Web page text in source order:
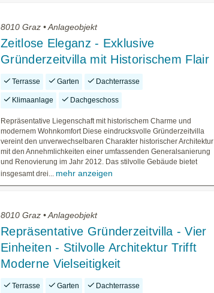
8010 Graz • Anlageobjekt
Zeitlose Eleganz - Exklusive
Gründerzeitvilla mit Historischem Flair
Terrasse Garten Dachterrasse
Klimaanlage Dachgeschoss
Repräsentative Liegenschaft mit historischem Charme und
modernem Wohnkomfort Diese eindrucksvolle Gründerzeitvilla
vereint den unverwechselbaren Charakter historischer Architektur
mit den Annehmlichkeiten einer umfassenden Generalsanierung
und Renovierung im Jahr 2012. Das stilvolle Gebäude bietet
insgesamt drei...
mehr anzeigen
8010 Graz • Anlageobjekt
Repräsentative Gründerzeitvilla - Vier
Einheiten - Stilvolle Architektur Trifft
Moderne Vielseitigkeit
Terrasse Garten Dachterrasse